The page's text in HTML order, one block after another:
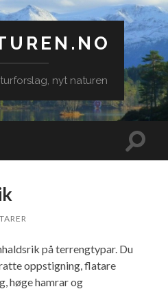
nyt naturen
Veksle
på terrengtypar. Du
oppstigning, flatare
høge hamrar og